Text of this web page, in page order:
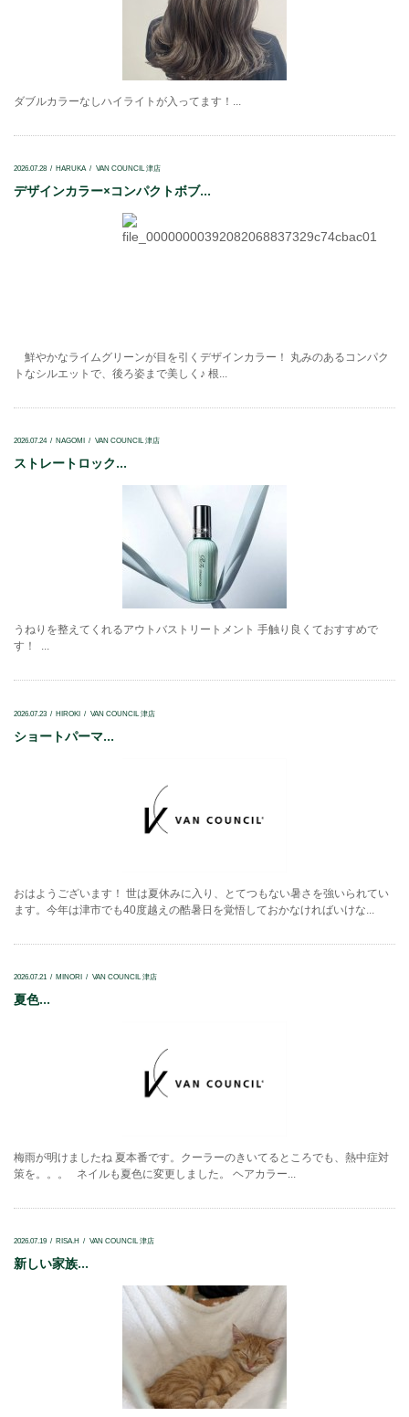
ダブルカラーなしハイライトが入ってます！...
2026.07.28 HARUKA VAN COUNCIL 津店
デザインカラー×コンパクトボブ...
鮮やかなライムグリーンが目を引くデザインカラー！ 丸みのあるコンパク
トなシルエットで、後ろ姿まで美しく♪ 根...
2026.07.24 NAGOMI VAN COUNCIL 津店
ストレートロック...
うねりを整えてくれるアウトバストリートメント 手触り良くておすすめで
す！ ...
2026.07.23 HIROKI VAN COUNCIL 津店
ショートパーマ...
おはようございます！ 世は夏休みに入り、とてつもない暑さを強いられてい
ます。今年は津市でも40度越えの酷暑日を覚悟しておかなければいけな...
2026.07.21 MINORI VAN COUNCIL 津店
夏色...
梅雨が明けましたね 夏本番です。クーラーのきいてるところでも、熱中症対
策を。。。 ネイルも夏色に変更しました。 ヘアカラー...
2026.07.19 RISA.H VAN COUNCIL 津店
新しい家族...